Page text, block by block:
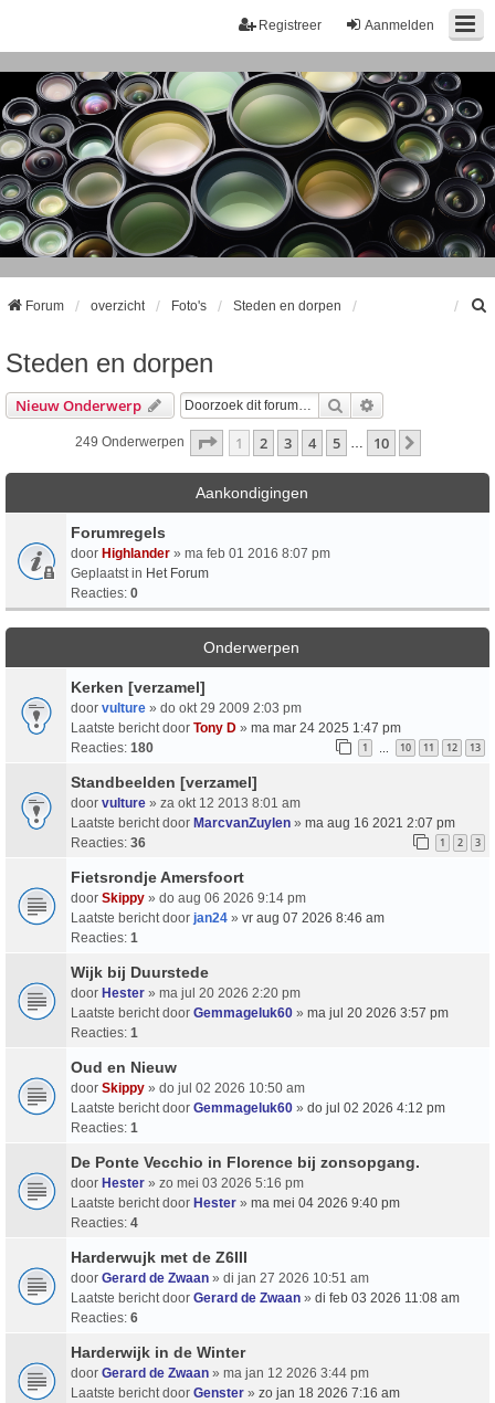
Aanmelden
Registreer
Forum overzicht Foto's Steden en dorpen
Steden en dorpen
Nieuw Onderwerp Zoek
249 Onderwerpen Pagina Van10
1 2 3 4 5 10
Aankondigingen
Forumregels
door Highlander » ma feb 01 2016 8:07 pm
Geplaatst in Het Forum
Reacties: 0
Onderwerpen
Kerken [verzamel]
door vulture » do okt 29 2009 2:03 pm
Laatste bericht door Tony D » ma mar 24 2025 1:47 pm
Reacties: 180 1 … 10 11 12 13
Standbeelden [verzamel]
door vulture » za okt 12 2013 8:01 am
Laatste bericht door MarcvanZuylen » ma aug 16 2021 2:07 pm
Reacties: 36 1 2 3
Fietsrondje Amersfoort
door Skippy » do aug 06 2026 9:14 pm
Laatste bericht door jan24 » vr aug 07 2026 8:46 am
Reacties: 1
Wijk bij Duurstede
door Hester » ma jul 20 2026 2:20 pm
Laatste bericht door Gemmageluk60 » ma jul 20 2026 3:57 pm
Reacties: 1
Oud en Nieuw
door Skippy » do jul 02 2026 10:50 am
Laatste bericht door Gemmageluk60 » do jul 02 2026 4:12 pm
Reacties: 1
De Ponte Vecchio in Florence bij zonsopgang.
door Hester » zo mei 03 2026 5:16 pm
Laatste bericht door Hester » ma mei 04 2026 9:40 pm
Reacties: 4
Harderwujk met de Z6III
door Gerard de Zwaan » di jan 27 2026 10:51 am
Laatste bericht door Gerard de Zwaan » di feb 03 2026 11:08 am
Reacties: 6
Harderwijk in de Winter
door Gerard de Zwaan » ma jan 12 2026 3:44 pm
Laatste bericht door Genster » zo jan 18 2026 7:16 am